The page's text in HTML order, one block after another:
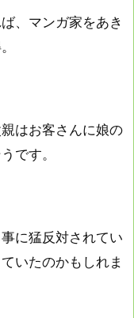
、マンガ家をあき
はお客さんに娘の
です。
に猛反対されてい
いたのかもしれま